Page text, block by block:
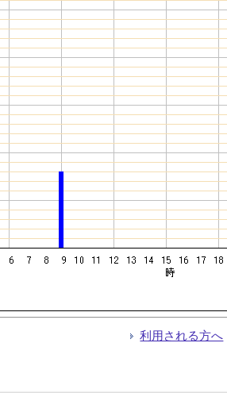
利用される方へ